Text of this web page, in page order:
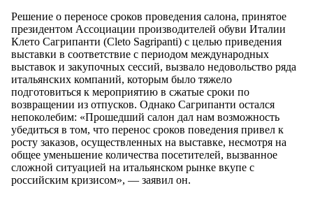
Решение о переносе сроков проведения салона, принятое
президентом Ассоциации производителей обуви Италии
Клето Сагрипанти (Cleto Sagripanti) с целью приведения
выставки в соответствие с периодом международных
выставок и закупочных сессий, вызвало недовольство ряда
итальянских компаний, которым было тяжело
подготовиться к мероприятию в сжатые сроки по
возвращении из отпусков. Однако Сагрипанти остался
непоколебим: «Прошедший салон дал нам возможность
убедиться в том, что перенос сроков поведения привел к
росту заказов, осуществленных на выставке, несмотря на
общее уменьшение количества посетителей, вызванное
сложной ситуацией на итальянском рынке вкупе с
российским кризисом», — заявил он.